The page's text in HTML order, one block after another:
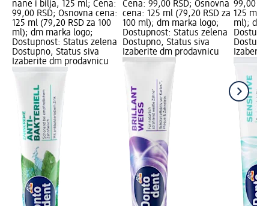
nane i bilja, 125 ml; Cena:
99,00 RSD; Osnovna cena:
125 ml (79,20 RSD za 100
ml); dm marka logo;
Dostupnost: Status zelena
Dostupno, Status siva
Izaberite dm prodavnicu
Cena: 99,00 RSD; Osnovna
cena: 125 ml (79,20 RSD za
100 ml); dm marka logo;
Dostupnost: Status zelena
Dostupno, Status siva
Izaberite dm prodavnicu
99,00
125 ml
ml); dm